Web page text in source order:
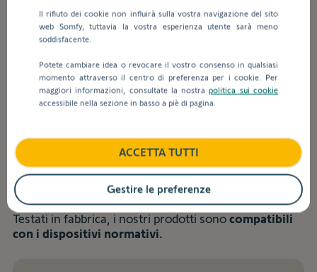
valori
ricerca,
vengono
visualizzati
dei
suggerimenti
per
facilitare
la
selezione.
Utilizzo
Perché utilizzare un sensore di
temperatura professionale con
Netatmo?
I nostri sensori sonocertificati dal LNE(Laboratorio
Nazionale di Metrologia e Collaudo), il che conferisce
loro caratteristiche disicurezza e alte prestazioni.
Testati in fabbrica, i nostri prodotti sono compatibili
con i dispositivi normativi.
Il rifiuto dei cookie non influirà sulla vostra navigazione del sito
web Somfy, tuttavia la vostra esperienza utente sarà meno
soddisfacente.
Potete cambiare idea o revocare il vostro consenso in qualsiasi
momento attraverso il centro di preferenza per i cookie. Per
maggiori informazioni, consultate la nostrapolitica sui cookie
accessibile nella sezione in basso a piè di pagina.
ACCETTA TUTTI
Gestire le preferenze